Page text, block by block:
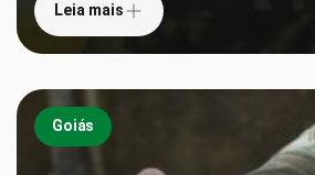
Leia mais
Goiás